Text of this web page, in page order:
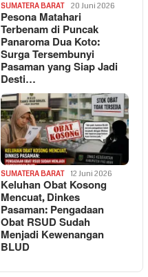
SUMATERA BARAT 20 Juni 2026
Pesona Matahari
Terbenam di Puncak
Panaroma Dua Koto:
Surga Tersembunyi
Pasaman yang Siap Jadi
Desti…
SUMATERA BARAT 12 Juni 2026
Keluhan Obat Kosong
Mencuat, Dinkes
Pasaman: Pengadaan
Obat RSUD Sudah
Menjadi Kewenangan
BLUD